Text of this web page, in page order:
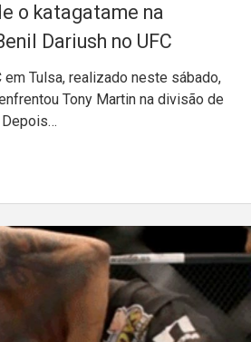
o katagatame na
Dariush no UFC
em Tulsa, realizado neste sábado,
Tony Martin na divisão de